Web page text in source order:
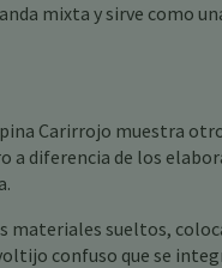
mixta y sirve como
Carirrojo muestra
a diferencia de los
materiales sueltos,
confuso que se